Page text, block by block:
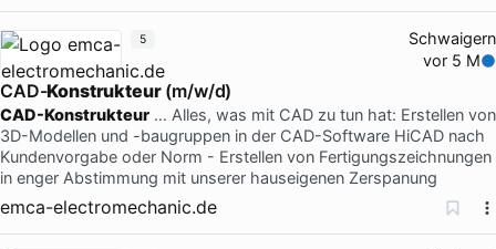
Schwaigern
vor 5 M
CAD-Konstrukteur(m/w/d)
CAD-Konstrukteur … Alles, was mit CAD zu tun hat: Erstellen von
3D-Modellen und -baugruppen in der CAD-Software HiCAD nach
Kundenvorgabe oder Norm - Erstellen von Fertigungszeichnungen
in enger Abstimmung mit unserer hauseigenen Zerspanung
emca-electromechanic.de
5